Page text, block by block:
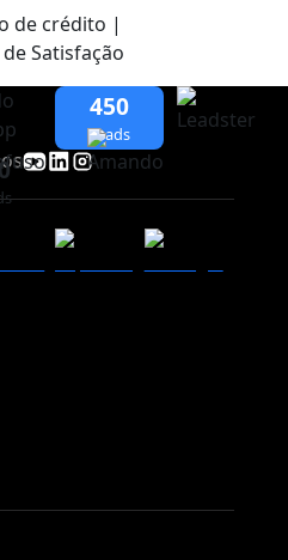
de crédito |
Satisfação
450
Leads